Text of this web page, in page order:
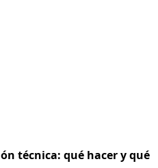
técnica: qué hacer y qué